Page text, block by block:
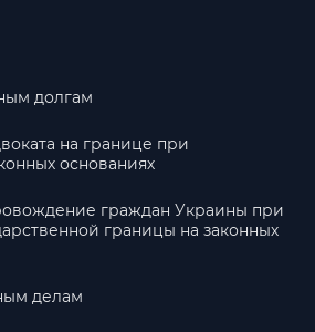
долгам
на границе при
основаниях
граждан Украины при
границы на законных
делам